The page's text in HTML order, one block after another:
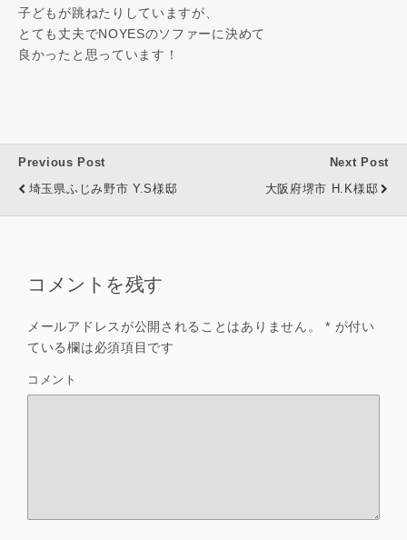
子どもが跳ねたりしていますが、
とても丈夫でNOYESのソファーに決めて
良かったと思っています！
Previous Post
埼玉県ふじみ野市 Y.S様邸
Next Post
大阪府堺市 H.K様邸
コメントを残す
メールアドレスが公開されることはありません。 * が付い
ている欄は必須項目です
コメント